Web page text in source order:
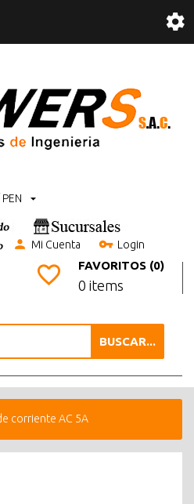
PEN
Mi Cuenta Login
FAVORITOS (0)
0 items
BUSCAR...
corriente AC 5A